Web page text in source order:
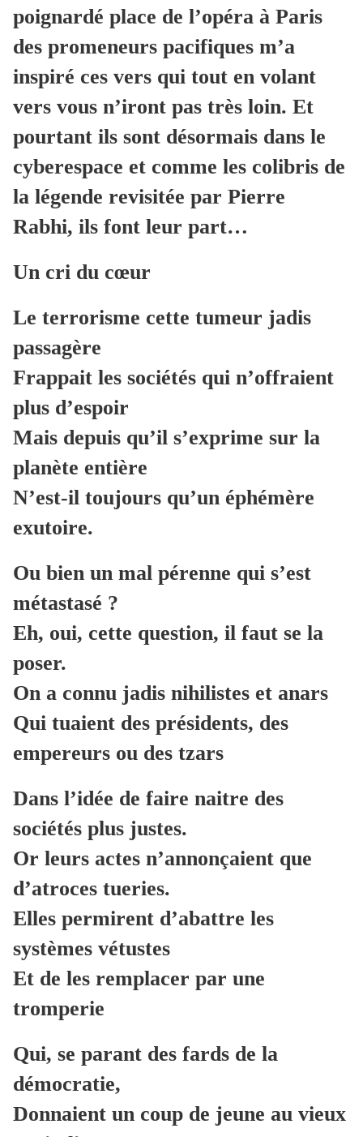
poignardé place de l’opéra à Paris
des promeneurs pacifiques m’a
inspiré ces vers qui tout en volant
vers vous n’iront pas très loin. Et
pourtant ils sont désormais dans le
cyberespace et comme les colibris de
la légende revisitée par Pierre
Rabhi, ils font leur part…
Un cri du cœur
Le terrorisme cette tumeur jadis
passagère
Frappait les sociétés qui n’offraient
plus d’espoir
Mais depuis qu’il s’exprime sur la
planète entière
N’est-il toujours qu’un éphémère
exutoire.
Ou bien un mal pérenne qui s’est
métastasé ?
Eh, oui, cette question, il faut se la
poser.
On a connu jadis nihilistes et anars
Qui tuaient des présidents, des
empereurs ou des tzars
Dans l’idée de faire naitre des
sociétés plus justes.
Or leurs actes n’annonçaient que
d’atroces tueries.
Elles permirent d’abattre les
systèmes vétustes
Et de les remplacer par une
tromperie
Qui, se parant des fards de la
démocratie,
Donnaient un coup de jeune au vieux